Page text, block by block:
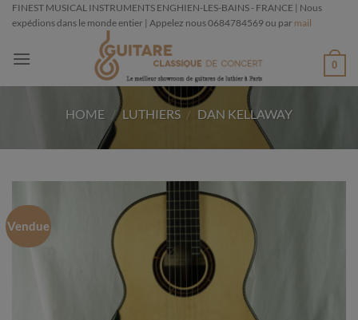
Passer
au
FINEST MUSICAL INSTRUMENTS ENGHIEN-LES-BAINS - FRANCE | Nous
expédions dans le monde entier | Appelez nous 0684784569 ou par mail
0
HOME / LUTHIERS / DAN KELLAWAY
Vendue